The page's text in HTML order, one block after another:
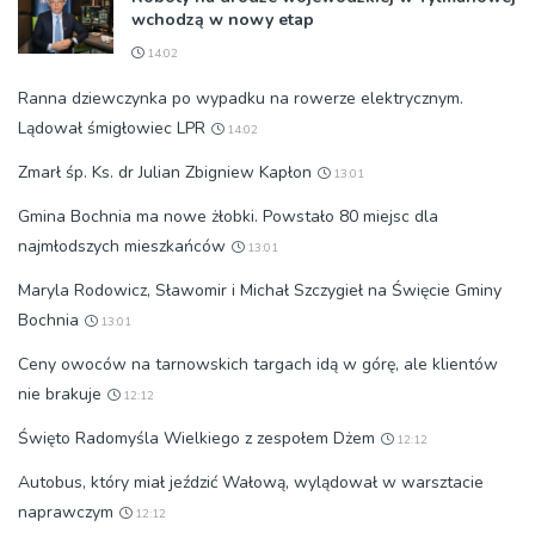
wchodzą w nowy etap
14:02
Ranna dziewczynka po wypadku na rowerze elektrycznym.
Lądował śmigłowiec LPR
14:02
Zmarł śp. Ks. dr Julian Zbigniew Kapłon 13:01
Gmina Bochnia ma nowe żłobki. Powstało 80 miejsc dla
najmłodszych mieszkańców
13:01
Maryla Rodowicz, Sławomir i Michał Szczygieł na Święcie Gminy
Bochnia
13:01
Ceny owoców na tarnowskich targach idą w górę, ale klientów
nie brakuje
12:12
Święto Radomyśla Wielkiego z zespołem Dżem 12:12
Autobus, który miał jeździć Wałową, wylądował w warsztacie
naprawczym
12:12